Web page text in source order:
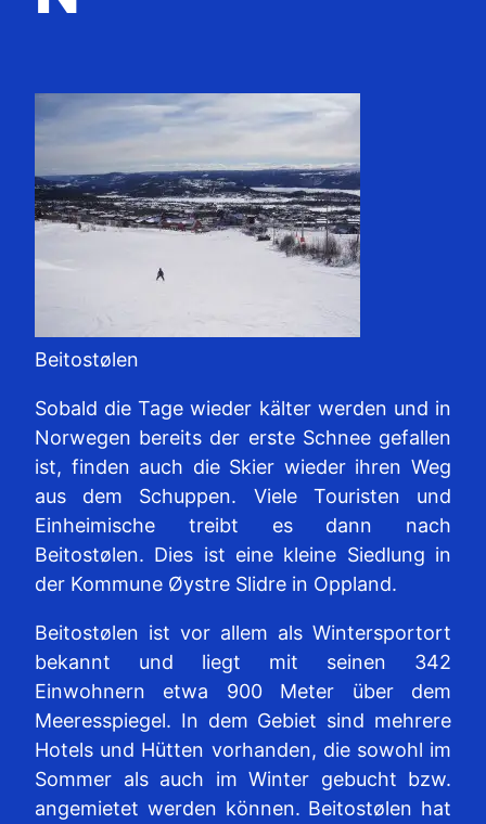
Beitostølen
Sobald die Tage wieder kälter werden und in
Norwegen bereits der erste Schnee gefallen
ist, finden auch die Skier wieder ihren Weg
aus dem Schuppen. Viele Touristen und
Einheimische treibt es dann nach
Beitostølen. Dies ist eine kleine Siedlung in
der Kommune Øystre Slidre in Oppland.
Beitostølen ist vor allem als Wintersportort
bekannt und liegt mit seinen 342
Einwohnern etwa 900 Meter über dem
Meeresspiegel. In dem Gebiet sind mehrere
Hotels und Hütten vorhanden, die sowohl im
Sommer als auch im Winter gebucht bzw.
angemietet werden können. Beitostølen hat